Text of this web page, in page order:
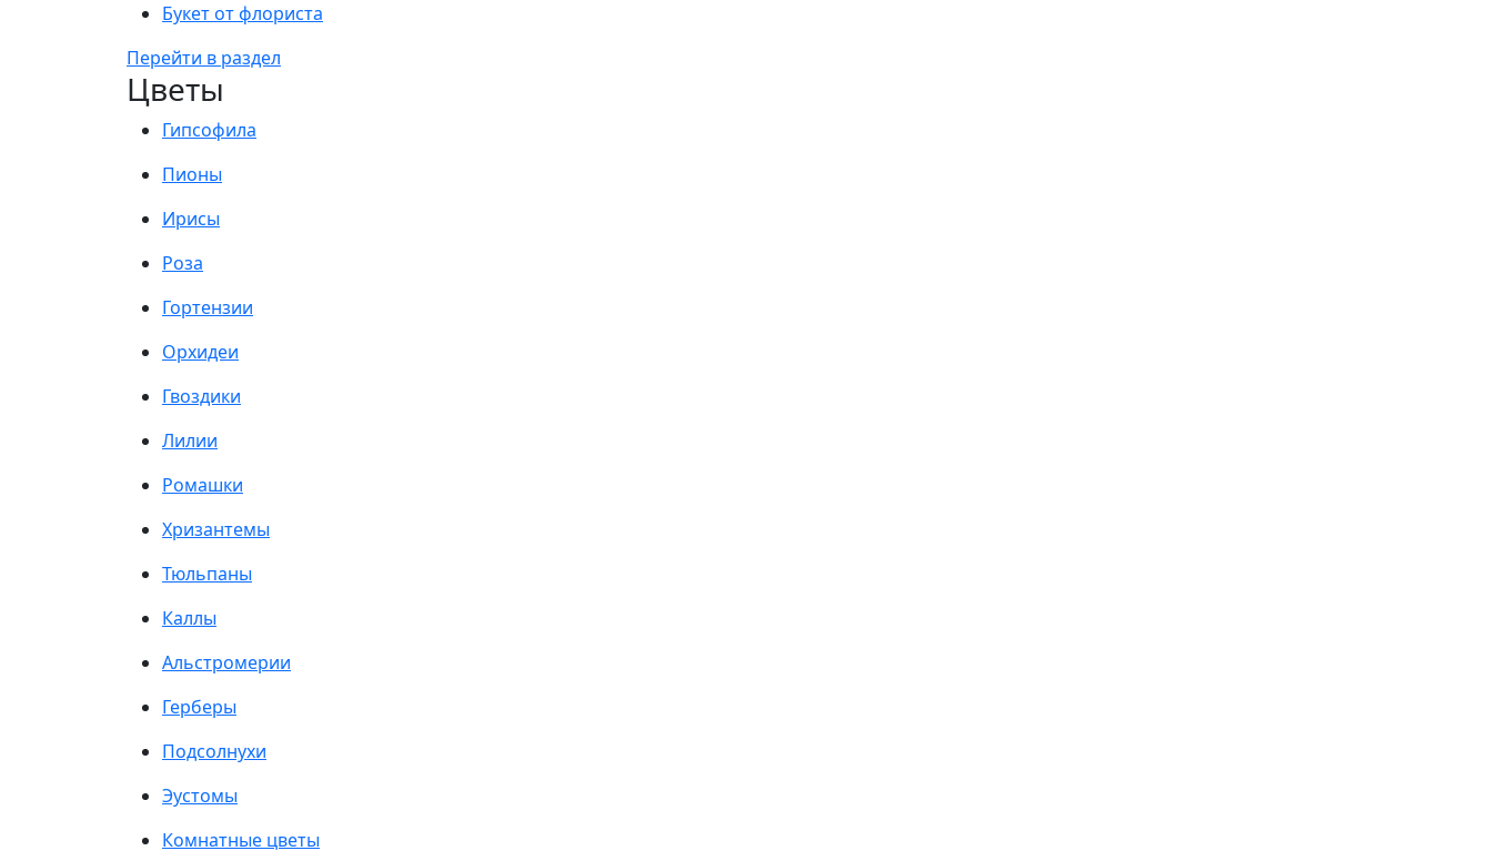
Букет от флориста
Перейти в раздел
Цветы
Гипсофила
Пионы
Ирисы
Роза
Гортензии
Орхидеи
Гвоздики
Лилии
Ромашки
Хризантемы
Тюльпаны
Каллы
Альстромерии
Герберы
Подсолнухи
Эустомы
Комнатные цветы